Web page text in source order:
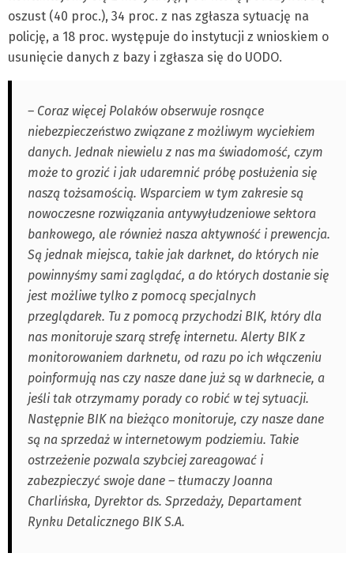
oszust (40 proc.), 34 proc. z nas zgłasza sytuację na
policję, a 18 proc. występuje do instytucji z wnioskiem o
usunięcie danych z bazy i zgłasza się do UODO.
– Coraz więcej Polaków obserwuje rosnące
niebezpieczeństwo związane z możliwym wyciekiem
danych. Jednak niewielu z nas ma świadomość, czym
może to grozić i jak udaremnić próbę posłużenia się
naszą tożsamością. Wsparciem w tym zakresie są
nowoczesne rozwiązania antywyłudzeniowe sektora
bankowego, ale również nasza aktywność i prewencja.
Są jednak miejsca, takie jak darknet, do których nie
powinnyśmy sami zaglądać, a do których dostanie się
jest możliwe tylko z pomocą specjalnych
przeglądarek. Tu z pomocą przychodzi BIK, który dla
nas monitoruje szarą strefę internetu. Alerty BIK z
monitorowaniem darknetu, od razu po ich włączeniu
poinformują nas czy nasze dane już są w darknecie, a
jeśli tak otrzymamy porady co robić w tej sytuacji.
Następnie BIK na bieżąco monitoruje, czy nasze dane
są na sprzedaż w internetowym podziemiu. Takie
ostrzeżenie pozwala szybciej zareagować i
zabezpieczyć swoje dane – tłumaczy Joanna
Charlińska, Dyrektor ds. Sprzedaży, Departament
Rynku Detalicznego BIK S.A.